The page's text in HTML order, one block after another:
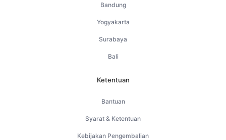
Bandung
Yogyakarta
Surabaya
Bali
Ketentuan
Bantuan
Syarat & Ketentuan
Kebijakan Pengembalian